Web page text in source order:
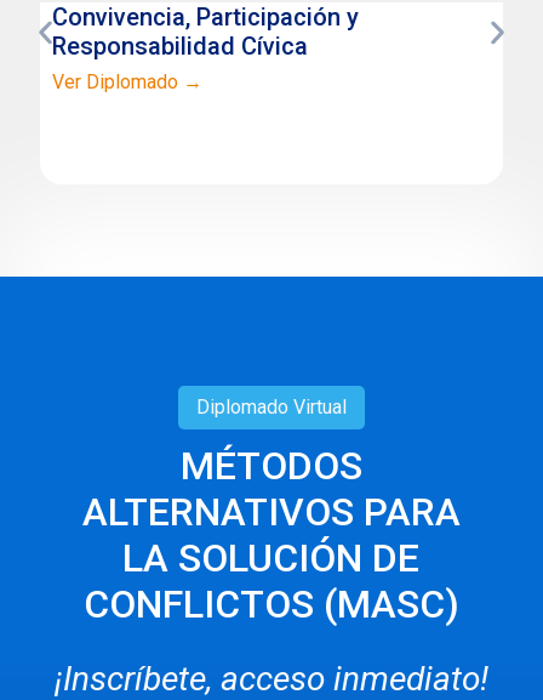
Convivencia, Participación y
Responsabilidad Cívica
Ver Diplomado →
Diplomado Virtual
MÉTODOS
ALTERNATIVOS PARA
LA SOLUCIÓN DE
CONFLICTOS (MASC)
¡Inscríbete, acceso inmediato!